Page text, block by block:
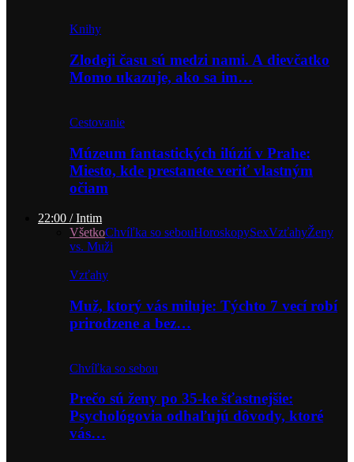
Knihy
Zlodeji času sú medzi nami. A dievčatko
Momo ukazuje, ako sa im…
Cestovanie
Múzeum fantastických ilúzií v Prahe:
Miesto, kde prestanete veriť vlastným
očiam
22:00 / Intim
VšetkoChvíľka so sebouHoroskopySexVzťahyŽeny
vs. Muži
Vzťahy
Muž, ktorý vás miluje: Týchto 7 vecí robí
prirodzene a bez…
Chvíľka so sebou
Prečo sú ženy po 35-ke šťastnejšie:
Psychológovia odhaľujú dôvody, ktoré
vás…